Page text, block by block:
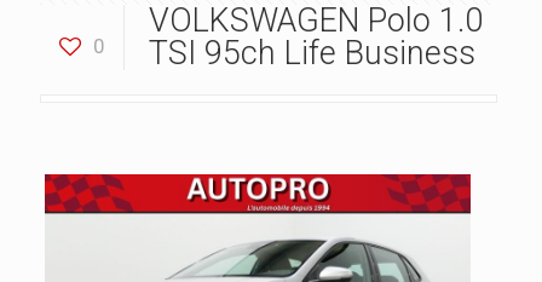
0
VOLKSWAGEN Polo 1.0
TSI 95ch Life Business